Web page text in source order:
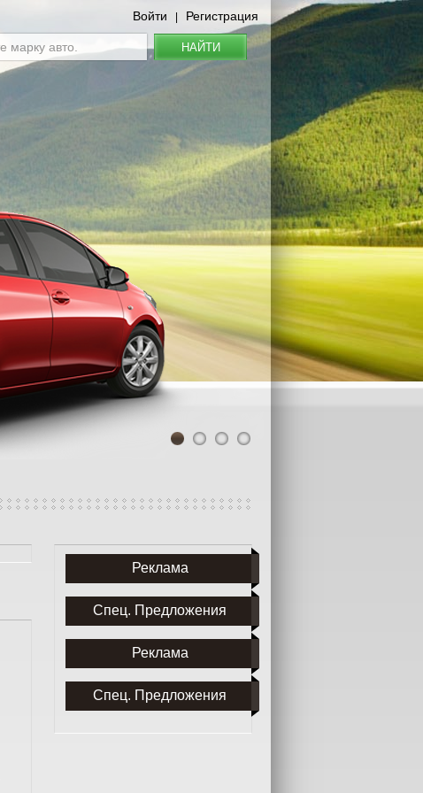
Войти Регистрация
НАЙТИ
1 2 3 4
Реклама
Спец. Предложения
Реклама
Спец. Предложения